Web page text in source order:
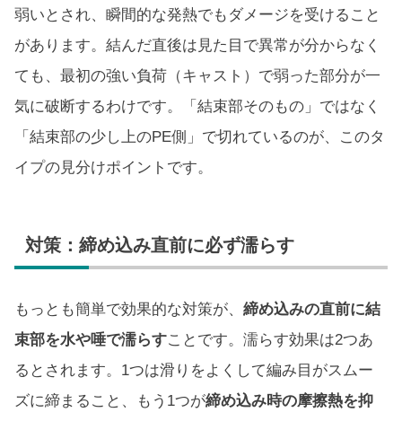
弱いとされ、瞬間的な発熱でもダメージを受けること
があります。結んだ直後は見た目で異常が分からなく
ても、最初の強い負荷（キャスト）で弱った部分が一
気に破断するわけです。「結束部そのもの」ではなく
「結束部の少し上のPE側」で切れているのが、このタ
イプの見分けポイントです。
対策：締め込み直前に必ず濡らす
もっとも簡単で効果的な対策が、 締め込みの直前に結
束部を水や唾で濡らすことです。濡らす効果は2つあ
るとされます。1つは滑りをよくして編み目がスムー
ズに締まること、もう1つが締め込み時の摩擦熱を抑